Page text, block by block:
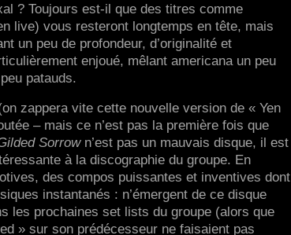
? Toujours est-il que des titres comme
live) vous resteront longtemps en tête, mais
un peu de profondeur, d’originalité et
enjoué, mêlant americana un peu
patauds.
zappera vite cette nouvelle version de « Yen
– mais ce n’est pas la première fois que
Sorrown’est pas un mauvais disque, il est
à la discographie du groupe. En
des compos puissantes et inventives dont
instantanés : n’émergent de ce disque
les prochaines set lists du groupe (alors que
» sur son prédécesseur ne faisaient pas